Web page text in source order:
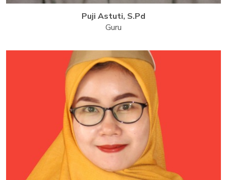
Puji Astuti, S.Pd
Guru